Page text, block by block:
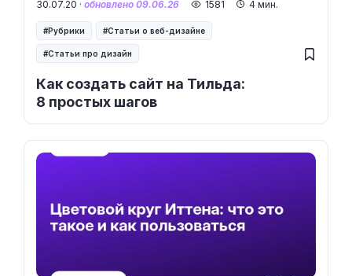
Как создать сайт на Тильда:
8 простых шагов
30.07.20 · обновлено 09.06.26 1581 4 мин.
Рубрики Статьи о веб-дизайне
Статьи про дизайн